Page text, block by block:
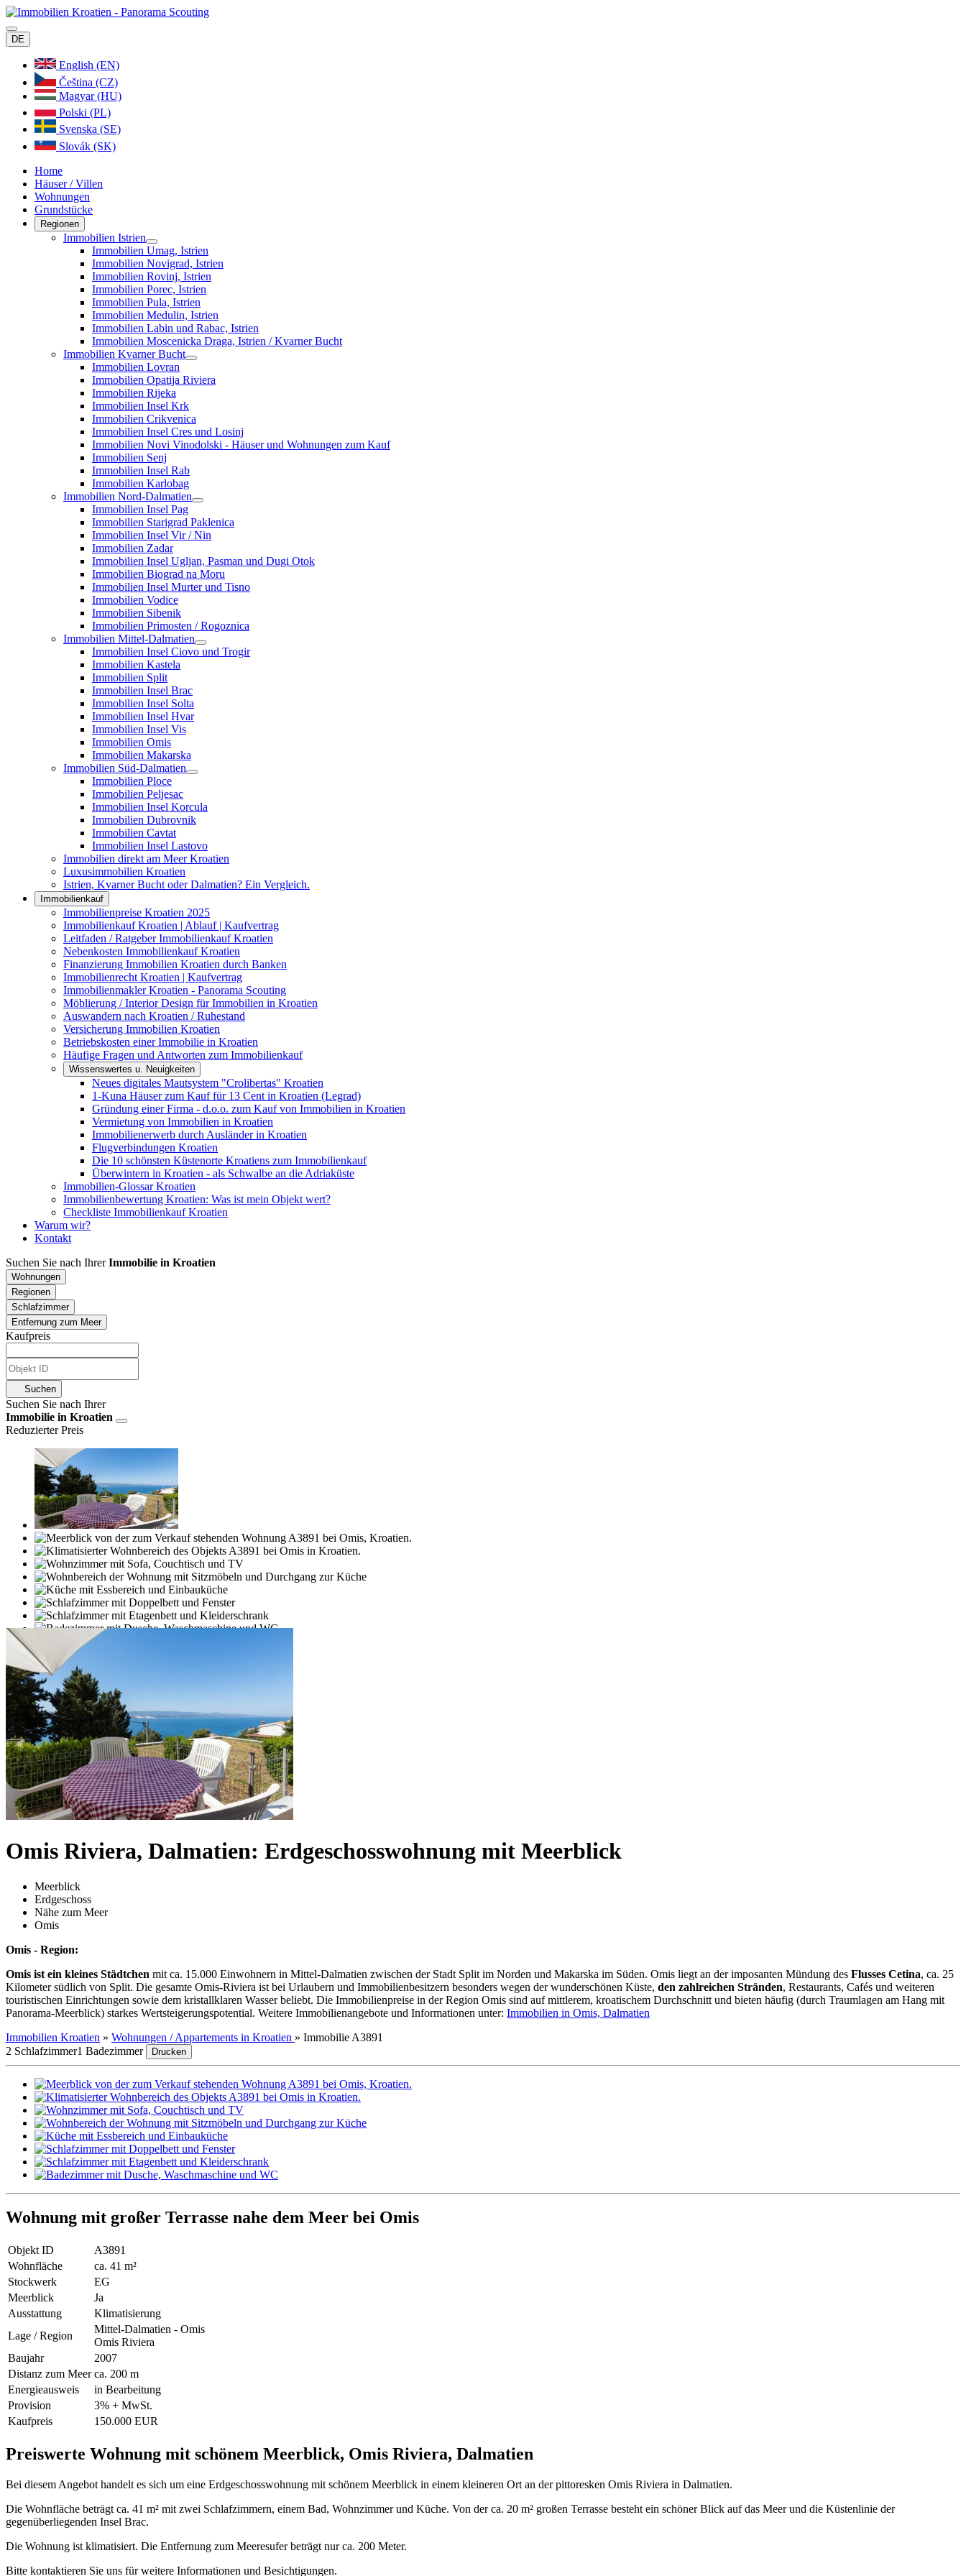
DE
English (EN)
Čeština (CZ)
Magyar (HU)
Polski (PL)
Svenska (SE)
Slovák (SK)
Home
Häuser / Villen
Wohnungen
Grundstücke
Regionen
Immobilien Istrien
Immobilien Umag, Istrien
Immobilien Novigrad, Istrien
Immobilien Rovinj, Istrien
Immobilien Porec, Istrien
Immobilien Pula, Istrien
Immobilien Medulin, Istrien
Immobilien Labin und Rabac, Istrien
Immobilien Moscenicka Draga, Istrien / Kvarner Bucht
Immobilien Kvarner Bucht
Immobilien Lovran
Immobilien Opatija Riviera
Immobilien Rijeka
Immobilien Insel Krk
Immobilien Crikvenica
Immobilien Insel Cres und Losinj
Immobilien Novi Vinodolski - Häuser und Wohnungen zum Kauf
Immobilien Senj
Immobilien Insel Rab
Immobilien Karlobag
Immobilien Nord-Dalmatien
Immobilien Insel Pag
Immobilien Starigrad Paklenica
Immobilien Insel Vir / Nin
Immobilien Zadar
Immobilien Insel Ugljan, Pasman und Dugi Otok
Immobilien Biograd na Moru
Immobilien Insel Murter und Tisno
Immobilien Vodice
Immobilien Sibenik
Immobilien Primosten / Rogoznica
Immobilien Mittel-Dalmatien
Immobilien Insel Ciovo und Trogir
Immobilien Kastela
Immobilien Split
Immobilien Insel Brac
Immobilien Insel Solta
Immobilien Insel Hvar
Immobilien Insel Vis
Immobilien Omis
Immobilien Makarska
Immobilien Süd-Dalmatien
Immobilien Ploce
Immobilien Peljesac
Immobilien Insel Korcula
Immobilien Dubrovnik
Immobilien Cavtat
Immobilien Insel Lastovo
Immobilien direkt am Meer Kroatien
Luxusimmobilien Kroatien
Istrien, Kvarner Bucht oder Dalmatien? Ein Vergleich.
Immobilienkauf
Immobilienpreise Kroatien 2025
Immobilienkauf Kroatien | Ablauf | Kaufvertrag
Leitfaden / Ratgeber Immobilienkauf Kroatien
Nebenkosten Immobilienkauf Kroatien
Finanzierung Immobilien Kroatien durch Banken
Immobilienrecht Kroatien | Kaufvertrag
Immobilienmakler Kroatien - Panorama Scouting
Möblierung / Interior Design für Immobilien in Kroatien
Auswandern nach Kroatien / Ruhestand
Versicherung Immobilien Kroatien
Betriebskosten einer Immobilie in Kroatien
Häufige Fragen und Antworten zum Immobilienkauf
Wissenswertes u. Neuigkeiten
Neues digitales Mautsystem "Crolibertas" Kroatien
1-Kuna Häuser zum Kauf für 13 Cent in Kroatien (Legrad)
Gründung einer Firma - d.o.o. zum Kauf von Immobilien in Kroatien
Vermietung von Immobilien in Kroatien
Immobilienerwerb durch Ausländer in Kroatien
Flugverbindungen Kroatien
Die 10 schönsten Küstenorte Kroatiens zum Immobilienkauf
Überwintern in Kroatien - als Schwalbe an die Adriaküste
Immobilien-Glossar Kroatien
Immobilienbewertung Kroatien: Was ist mein Objekt wert?
Checkliste Immobilienkauf Kroatien
Warum wir?
Kontakt
Suchen Sie nach IhrerImmobilie in Kroatien
Wohnungen
Regionen
Schlafzimmer
Entfernung zum Meer
Kaufpreis
Suchen
Suchen Sie nach Ihrer
Immobilie in Kroatien
Reduzierter Preis
Omis Riviera, Dalmatien: Erdgeschosswohnung mit Meerblick
Meerblick
Erdgeschoss
Nähe zum Meer
Omis
Omis - Region:
Omis ist ein kleines Städtchen mit ca. 15.000 Einwohnern in Mittel-Dalmatien zwischen der Stadt Split im Norden und Makarska im Süden. Omis liegt an der imposanten Mündung des Flusses Cetina, ca. 25
Kilometer südlich von Split. Die gesamte Omis-Riviera ist bei Urlaubern und Immobilienbesitzern besonders wegen der wunderschönen Küste, den zahlreichen Stränden, Restaurants, Cafés und weiteren
touristischen Einrichtungen sowie dem kristallklaren Wasser beliebt. Die Immobilienpreise in der Region Omis sind auf mittlerem, kroatischem Durchschnitt und bieten häufig (durch Traumlagen am Hang mit
Panorama-Meerblick) starkes Wertsteigerungspotential. Weitere Immobilienangebote und Informationen unter: Immobilien in Omis, Dalmatien
Immobilien Kroatien » Wohnungen / Appartements in Kroatien » Immobilie A3891
2 Schlafzimmer1 Badezimmer Drucken
Wohnung mit großer Terrasse nahe dem Meer bei Omis
Objekt ID
A3891
Wohnfläche
ca. 41 m²
Stockwerk
EG
Meerblick
Ja
Ausstattung
Klimatisierung
Lage / Region
Mittel-Dalmatien - Omis
Omis Riviera
Baujahr
2007
Distanz zum Meer ca. 200 m
Energieausweis
in Bearbeitung
Provision
3% + MwSt.
Kaufpreis
150.000 EUR
Preiswerte Wohnung mit schönem Meerblick, Omis Riviera, Dalmatien
Bei diesem Angebot handelt es sich um eine Erdgeschosswohnung mit schönem Meerblick in einem kleineren Ort an der pittoresken Omis Riviera in Dalmatien.
Die Wohnfläche beträgt ca. 41 m² mit zwei Schlafzimmern, einem Bad, Wohnzimmer und Küche. Von der ca. 20 m² großen Terrasse besteht ein schöner Blick auf das Meer und die Küstenlinie der
gegenüberliegenden Insel Brac.
Die Wohnung ist klimatisiert. Die Entfernung zum Meeresufer beträgt nur ca. 200 Meter.
Bitte kontaktieren Sie uns für weitere Informationen und Besichtigungen.